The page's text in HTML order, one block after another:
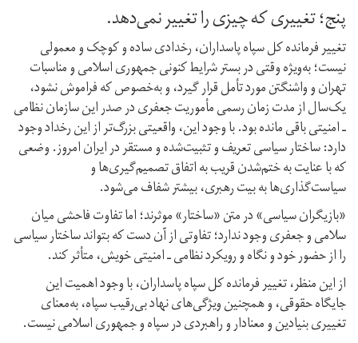
پنج؛ تغییری که چیزی را تغییر نمی‌دهد.
تغییر فرمانده کل سپاه پاسداران، رخدادی ساده و کوچک و معمولی
نیست؛ به‌ویژه وقتی در بستر شرایط کنونی جمهوری اسلامی و مناسبات
تهران و واشنگتن مورد تأمل قرار گیرد، و به‌خصوص که فراموش نشود،
یک‌سال از مدت زمان رسمی مأموریت جعفری در صدر این سازمان نظامی
ـ امنیتی باقی مانده بود. با وجود این، واقعیتی بزرگ‌تر از این رخداد وجود
دارد: ساختار سیاسی تعریف و تثبیت‌شده و مستقر در ایران امروز. وضعی
که با عنایت به ختم‌شدن قریب به اتفاق تصمیم‌گیری‌ها و
سیاست‌گذاری‌ها به بیت رهبری، بیشتر شفاف می‌شود.
«بازیگران سیاسی» در متن «ساختار» موثرند؛ اما تفاوت فاحشی میان
سلامی و جعفری وجود ندارد؛ تفاوتی از آن دست که بتواند ساختار سیاسی
را از حضور خود و نگاه و رویکرد نظامی ـ امنیتی خویش، متأثر کند.
از این منظر، تغییر فرمانده کل سپاه پاسداران، با وجود اهمیت این
جایگاه حقوقی، و همچنین ویژگی‌های نهاد بی‌رقیب سپاه، به‌معنای
تغییری بنیادین و معنادار و راهبردی در سپاه و جمهوری اسلامی نیست.